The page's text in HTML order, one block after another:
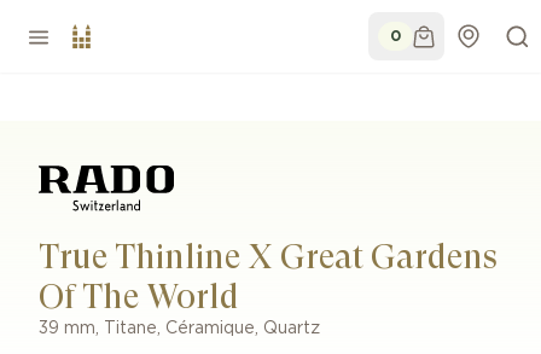
0
True Thinline X Great Gardens
Of The World
39 mm, Titane, Céramique, Quartz